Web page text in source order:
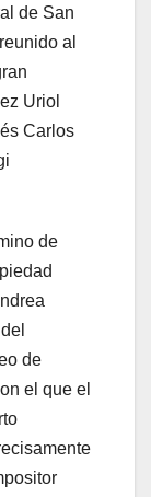
de San
al
Uriol
Carlos
de
de
el que el